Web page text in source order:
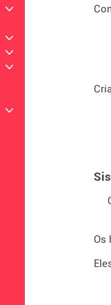
+
+
+
+
+
Os